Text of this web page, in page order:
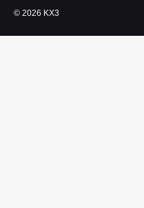
© 2026 KX3